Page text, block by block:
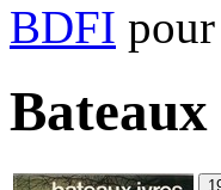
BDFI